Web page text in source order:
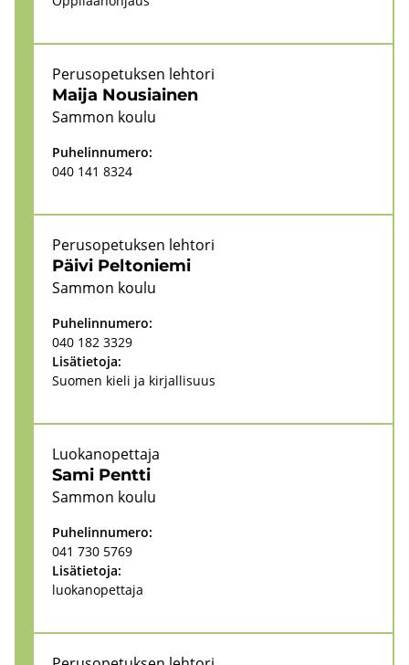
Maija Nousiai­nen
Pe­rus­o­pe­tuk­sen leh­to­ri
Sam­mon koulu
Pu­he­lin­nu­me­ro:
040 141 8324
Päivi Pel­to­nie­mi
Pe­rus­o­pe­tuk­sen leh­to­ri
Sam­mon koulu
Pu­he­lin­nu­me­ro:
040 182 3329
Li­sä­tie­to­ja:
Suo­men kieli ja kir­jal­li­suus
Sami Pent­ti
Luo­kan­opet­ta­ja
Sam­mon koulu
Pu­he­lin­nu­me­ro:
041 730 5769
Li­sä­tie­to­ja:
luo­kan­opet­ta­ja